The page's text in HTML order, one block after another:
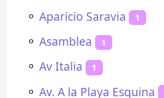
⚬ Aparicio Saravia 1
⚬ Asamblea 1
⚬ Av Italia 1
⚬ Av. A la Playa Esquina